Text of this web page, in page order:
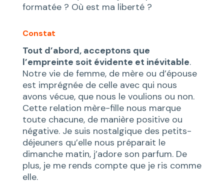
formatée ? Où est ma liberté ?
Constat
Tout d’abord, acceptons que
l’empreinte soit évidente et inévitable.
Notre vie de femme, de mère ou d’épouse
est imprégnée de celle avec qui nous
avons vécue, que nous le voulions ou non.
Cette relation mère-fille nous marque
toute chacune, de manière positive ou
négative. Je suis nostalgique des petits-
déjeuners qu’elle nous préparait le
dimanche matin, j’adore son parfum. De
plus, je me rends compte que je ris comme
elle.